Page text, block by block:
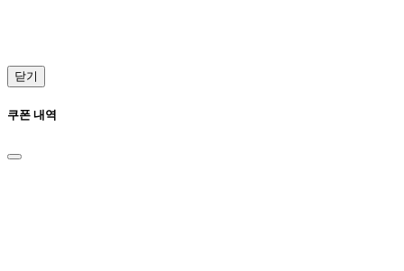
닫기
쿠폰 내역